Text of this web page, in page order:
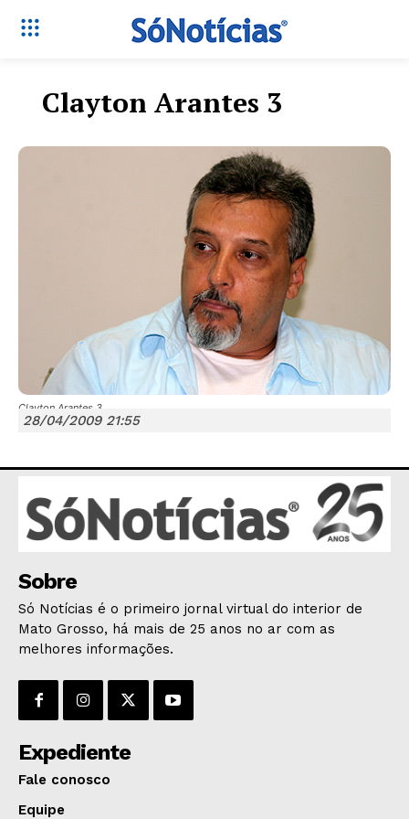
Só Notícias
HOME
POLÍTICA
POLÍCIA
ESPORTES
ECONOMIA
GERAL
Clayton Arantes 3
Clayton Arantes 3
28/04/2009 21:55
Sobre
Só Notícias é o primeiro jornal virtual do interior de
Mato Grosso, há mais de 25 anos no ar com as
melhores informações.
Expediente
Fale conosco
Equipe